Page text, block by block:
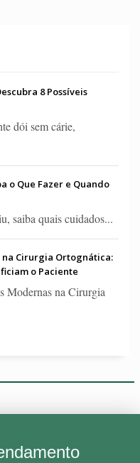
8 Possíveis
dói sem cárie,
o Que Fazer e Quando
saiba quais cuidados...
Cirurgia Ortognática:
o Paciente
Modernas na Cirurgia